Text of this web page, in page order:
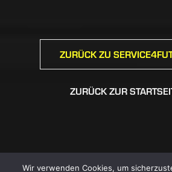
ZURÜCK ZU
ZURÜCK ZUR
Wir verwenden Cookies, um